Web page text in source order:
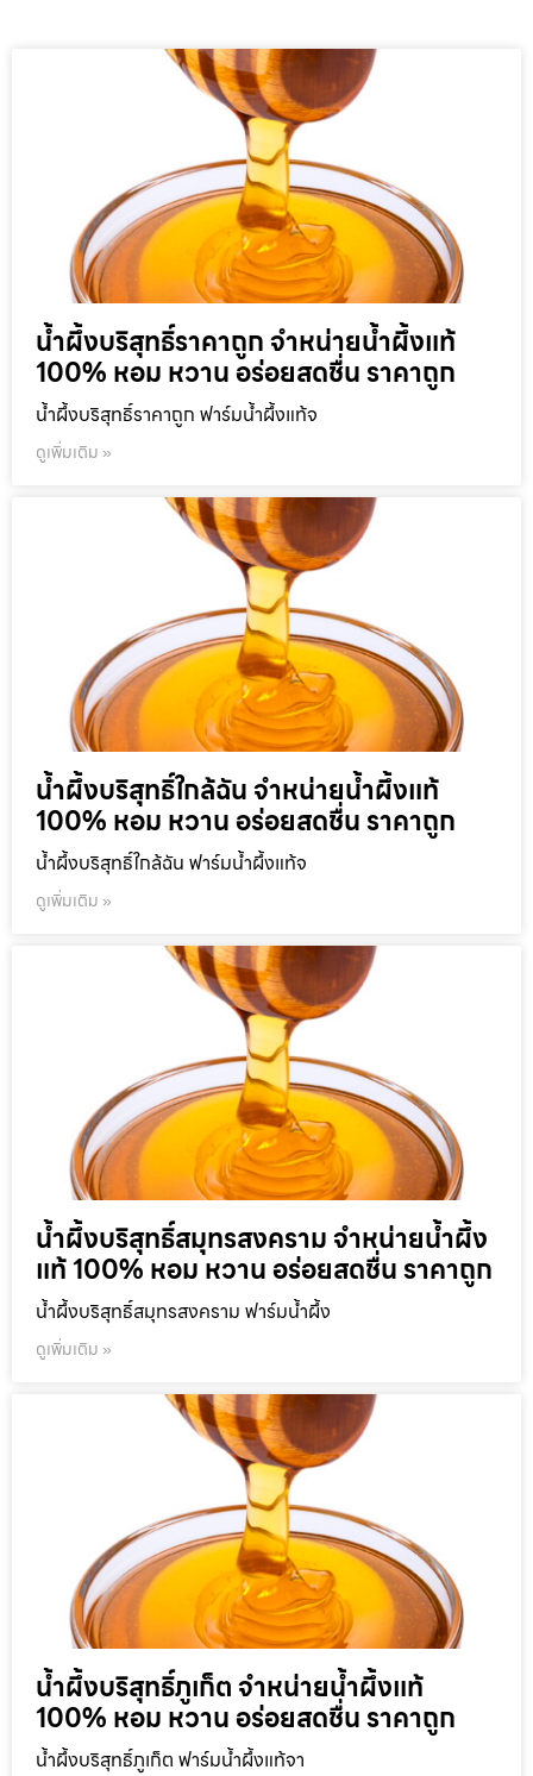
น้ำผึ้งบริสุทธิ์ราคาถูก จำหน่ายน้ำผึ้งแท้
100% หอม หวาน อร่อยสดชื่น ราคาถูก
น้ำผึ้งบริสุทธิ์ราคาถูก ฟาร์มน้ำผึ้งแท้จ
ดูเพิ่มเติม »
น้ำผึ้งบริสุทธิ์ใกล้ฉัน จำหน่ายน้ำผึ้งแท้
100% หอม หวาน อร่อยสดชื่น ราคาถูก
น้ำผึ้งบริสุทธิ์ใกล้ฉัน ฟาร์มน้ำผึ้งแท้จ
ดูเพิ่มเติม »
น้ำผึ้งบริสุทธิ์สมุทรสงคราม จำหน่ายน้ำผึ้ง
แท้ 100% หอม หวาน อร่อยสดชื่น ราคาถูก
น้ำผึ้งบริสุทธิ์สมุทรสงคราม ฟาร์มน้ำผึ้ง
ดูเพิ่มเติม »
น้ำผึ้งบริสุทธิ์ภูเก็ต จำหน่ายน้ำผึ้งแท้
100% หอม หวาน อร่อยสดชื่น ราคาถูก
น้ำผึ้งบริสุทธิ์ภูเก็ต ฟาร์มน้ำผึ้งแท้จา